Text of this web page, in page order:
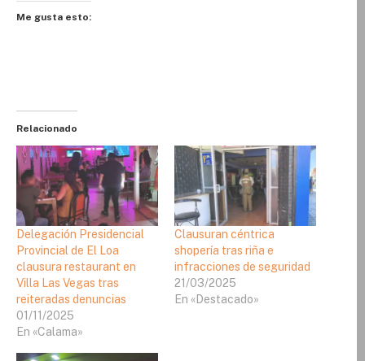
Me gusta esto:
Relacionado
Delegación Presidencial
Provincial de El Loa
clausura restaurant en
Villa Las Vegas tras
reiteradas denuncias
01/11/2025
En «Calama»
Clausuran céntrica
shopería tras riña e
infracciones de seguridad
21/03/2025
En «Destacado»